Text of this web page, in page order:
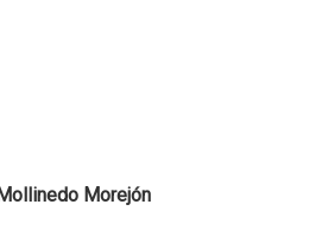
Morejón